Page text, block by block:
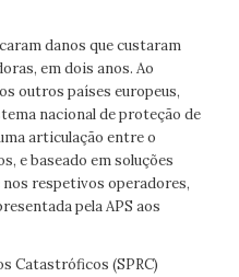
danos que custaram
em dois anos. Ao
outros países europeus,
nacional de proteção de
articulação entre o
e baseado em soluções
respetivos operadores,
pela APS aos
Catastróficos (SPRC)